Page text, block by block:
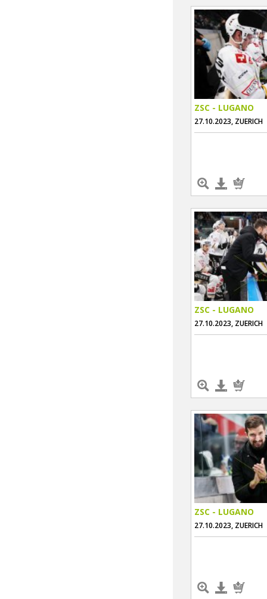
ZSC - LUGANO
27.10.2023, ZUERICH
ZSC - LUGANO
27.10.2023, ZUERICH
ZSC - LUGANO
27.10.2023, ZUERICH